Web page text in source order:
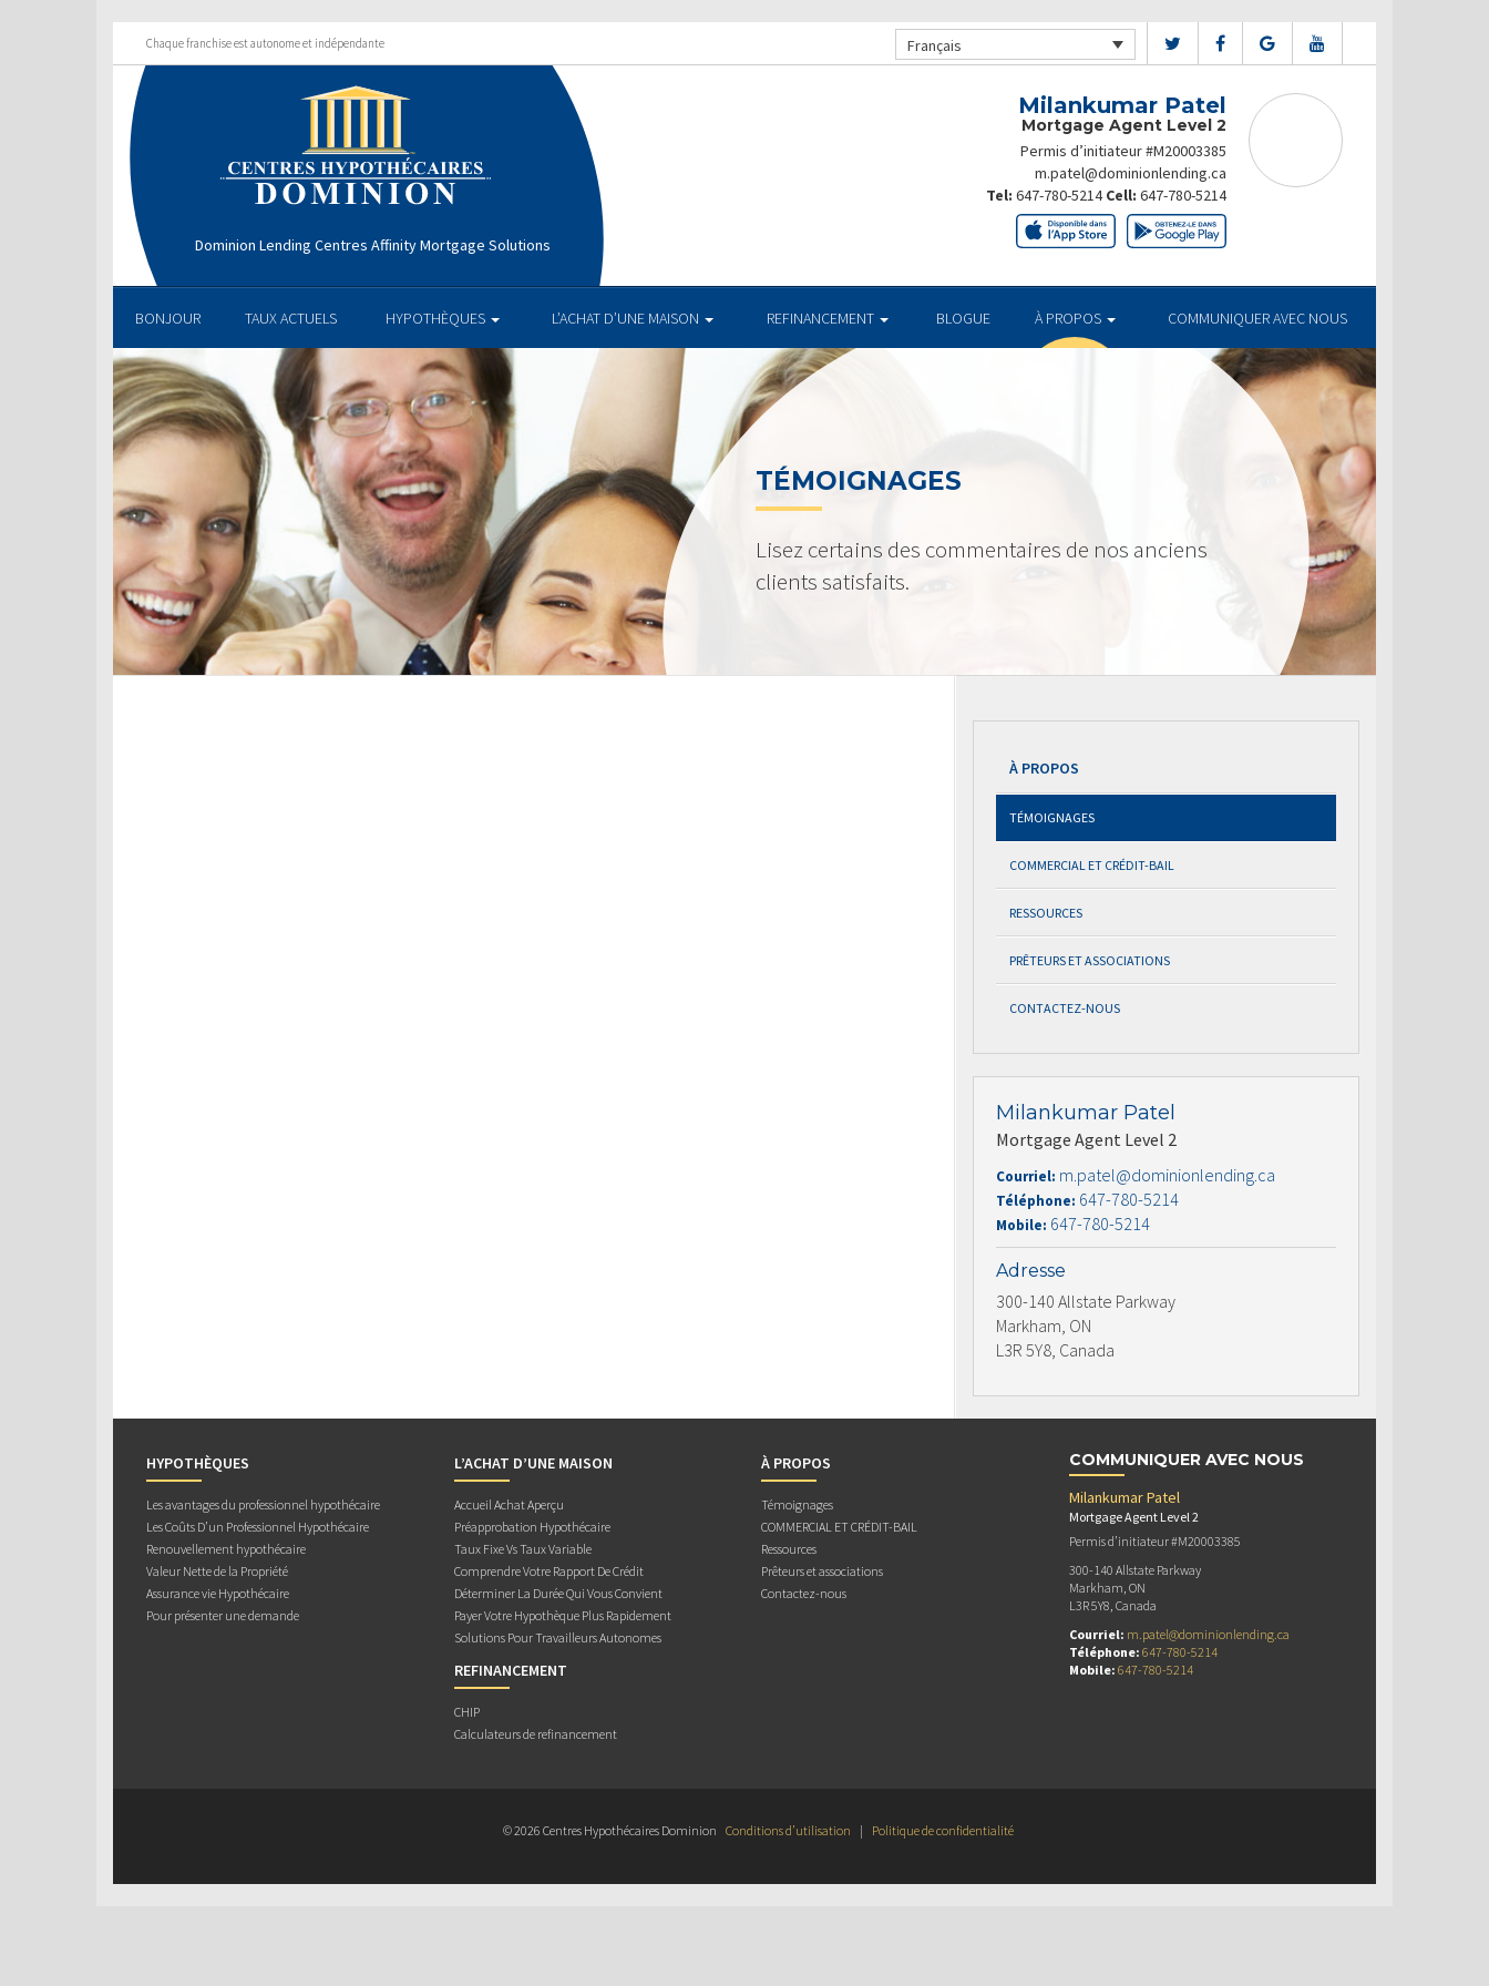
Chaque franchise est autonome et indépendante Français
Dominion Lending Centres Affinity Mortgage Solutions
Milankumar Patel
Mortgage Agent Level 2
Permis d’initiateur #M20003385
m.patel@dominionlending.ca
Tel: 647-780-5214 Cell: 647-780-5214
BONJOUR TAUX ACTUELS HYPOTHÈQUES L’ACHAT D’UNE MAISON REFINANCEMENT BLOGUE À PROPOS COMMUNIQUER AVEC NOUS
TÉMOIGNAGES
Lisez certains des commentaires de nos anciens
clients satisfaits.
À PROPOS
TÉMOIGNAGES
COMMERCIAL ET CRÉDIT-BAIL
RESSOURCES
PRÊTEURS ET ASSOCIATIONS
CONTACTEZ-NOUS
Milankumar Patel
Mortgage Agent Level 2
Courriel: m.patel@dominionlending.ca
Téléphone: 647-780-5214
Mobile: 647-780-5214
Adresse
300-140 Allstate Parkway
Markham, ON
L3R 5Y8, Canada
HYPOTHÈQUES
Les avantages du professionnel hypothécaire
Les Coûts D’un Professionnel Hypothécaire
Renouvellement hypothécaire
Valeur Nette de la Propriété
Assurance vie Hypothécaire
Pour présenter une demande
L’ACHAT D’UNE MAISON
Accueil Achat Aperçu
Préapprobation Hypothécaire
Taux Fixe Vs Taux Variable
Comprendre Votre Rapport De Crédit
Déterminer La Durée Qui Vous Convient
Payer Votre Hypothèque Plus Rapidement
Solutions Pour Travailleurs Autonomes
REFINANCEMENT
CHIP
Calculateurs de refinancement
À PROPOS
Témoignages
COMMERCIAL ET CRÉDIT-BAIL
Ressources
Prêteurs et associations
Contactez-nous
COMMUNIQUER AVEC NOUS
Milankumar Patel
Mortgage Agent Level 2
Permis d’initiateur #M20003385
300-140 Allstate Parkway
Markham, ON
L3R 5Y8, Canada
Courriel: m.patel@dominionlending.ca
Téléphone: 647-780-5214
Mobile: 647-780-5214
© 2026 Centres Hypothécaires Dominion Conditions d’utilisation | Politique de confidentialité